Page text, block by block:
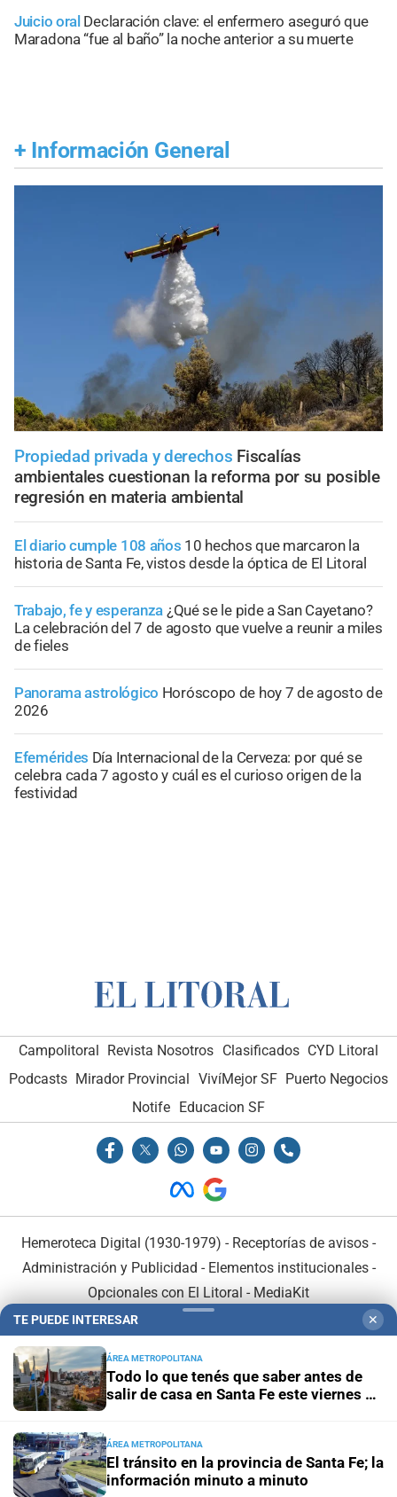
Juicio oral Declaración clave: el enfermero aseguró que
Maradona “fue al baño” la noche anterior a su muerte
+ Información General
Propiedad privada y derechos Fiscalías
ambientales cuestionan la reforma por su posible
regresión en materia ambiental
El diario cumple 108 años 10 hechos que marcaron la
historia de Santa Fe, vistos desde la óptica de El Litoral
Trabajo, fe y esperanza ¿Qué se le pide a San Cayetano?
La celebración del 7 de agosto que vuelve a reunir a miles
de fieles
Panorama astrológico Horóscopo de hoy 7 de agosto de
2026
Efemérides Día Internacional de la Cerveza: por qué se
celebra cada 7 agosto y cuál es el curioso origen de la
festividad
Campolitoral Revista Nosotros Clasificados CYD Litoral
Podcasts Mirador Provincial VivíMejor SF Puerto Negocios
Notife Educacion SF
Hemeroteca Digital (1930-1979) - Receptorías de avisos -
Administración y Publicidad - Elementos institucionales-
Opcionales con El Litoral - MediaKit
En Asociación con:
TE PUEDE INTERESAR ✕
ÁREA METROPOLITANA
Todo lo que tenés que saber antes de
salir de casa en Santa Fe este viernes 7
ÁREA METROPOLITANA
El tránsito en la provincia de Santa Fe; la
información minuto a minuto